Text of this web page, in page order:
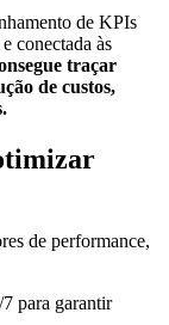
de KPIs
conectada às
traçar
de custos,
de performance,
para garantir